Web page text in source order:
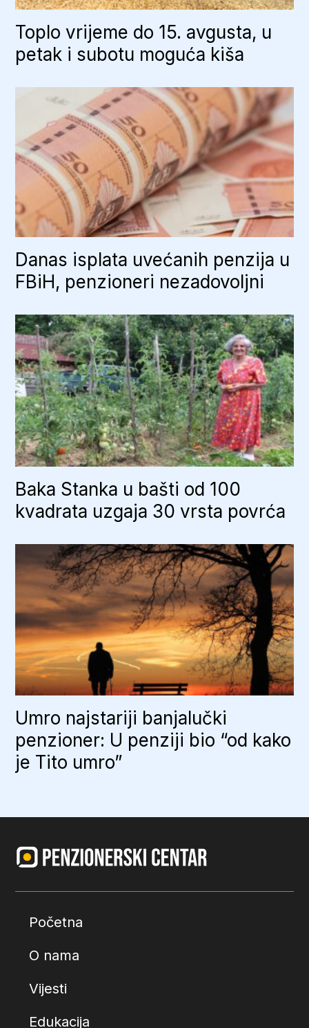
Toplo vrijeme do 15. avgusta, u
petak i subotu moguća kiša
Danas isplata uvećanih penzija u
FBiH, penzioneri nezadovoljni
Baka Stanka u bašti od 100
kvadrata uzgaja 30 vrsta povrća
Umro najstariji banjalučki
penzioner: U penziji bio “od kako
je Tito umro”
Početna
O nama
Vijesti
Edukacija